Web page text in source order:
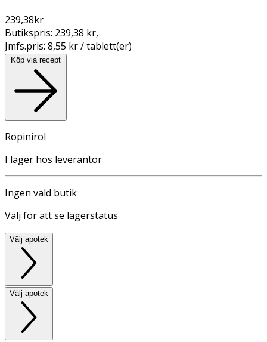
239,38kr
Butikspris: 239,38 kr,
Jmfs.pris: 8,55 kr / tablett(er)
Köp via recept
Ropinirol
I lager hos leverantör
Ingen vald butik
Välj för att se lagerstatus
Välj apotek
Välj apotek